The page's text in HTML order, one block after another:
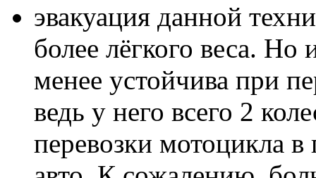
эвакуация данной
более лёгкого веса. Но
менее устойчива при
ведь у него всего 2
перевозки мотоцикла в